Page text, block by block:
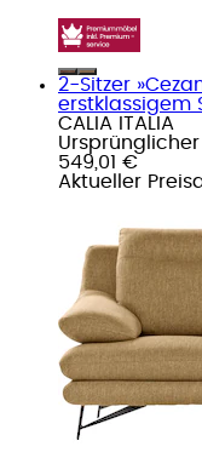
2-Sitzer
erstklassigem
CALIA ITALIA
Ursprünglicher
549,01 €
Aktueller Preis